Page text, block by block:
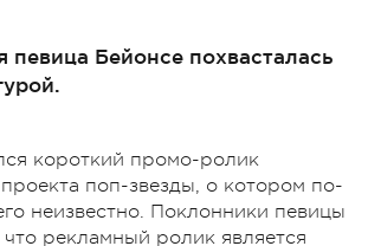
певица Бейонсе похвасталась
короткий промо-ролик
поп-звезды, о котором по-
неизвестно. Поклонники певицы
рекламный ролик является